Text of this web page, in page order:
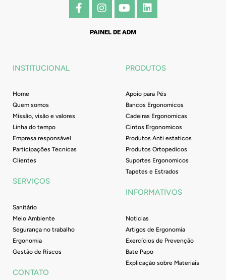
F
a
I
n
t
Y
o
t
e
L
i
i
n
PAINEL DE ADM
INSTITUCIONAL
Home
Quem somos
Missão, visão e valores
Linha do tempo
Empresa responsável
Participações Tecnicas
Clientes
SERVIÇOS
Sanitário
Meio Ambiente
Segurança no trabalho
Ergonomia
Gestão de Riscos
CONTATO
PRODUTOS
Apoio para Pés
Bancos Ergonomicos
Cadeiras Ergonomicas
Cintos Ergonomicos
Produtos Anti estaticos
Produtos Ortopedicos
Suportes Ergonomicos
Tapetes e Estrados
INFORMATIVOS
Noticias
Artigos de Ergonomia
Exercícios de Prevenção
Bate Papo
Explicação sobre Materiais